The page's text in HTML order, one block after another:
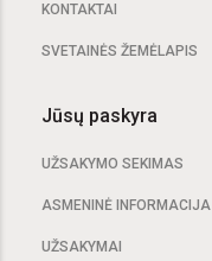
KONTAKTAI
SVETAINĖS ŽEMĖLAPIS
Jūsų paskyra
UŽSAKYMO SEKIMAS
ASMENINĖ INFORMACIJA
UŽSAKYMAI